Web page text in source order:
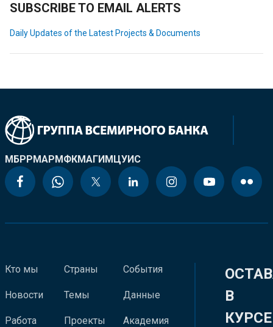
SUBSCRIBE TO EMAIL ALERTS
Daily Updates of the Latest Projects & Documents
МБРРМАРМФКМАГИМЦУИС
Кто мы
Новости
Работа
Страны
Темы
Проекты
События
Данные
Академия
В
КУРСЕ